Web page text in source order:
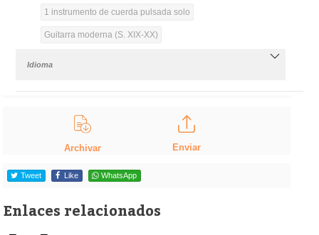
1 instrumento de cuerda pulsada solo
Guitarra moderna (S. XIX-XX)
Idioma
Archivar Enviar
Tweet Like WhatsApp
Enlaces relacionados